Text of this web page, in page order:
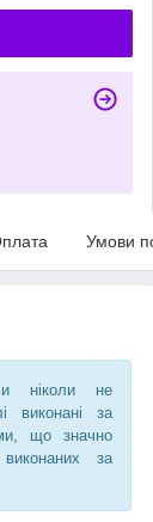
Умови
ніколи не
виконані за
що значно
за